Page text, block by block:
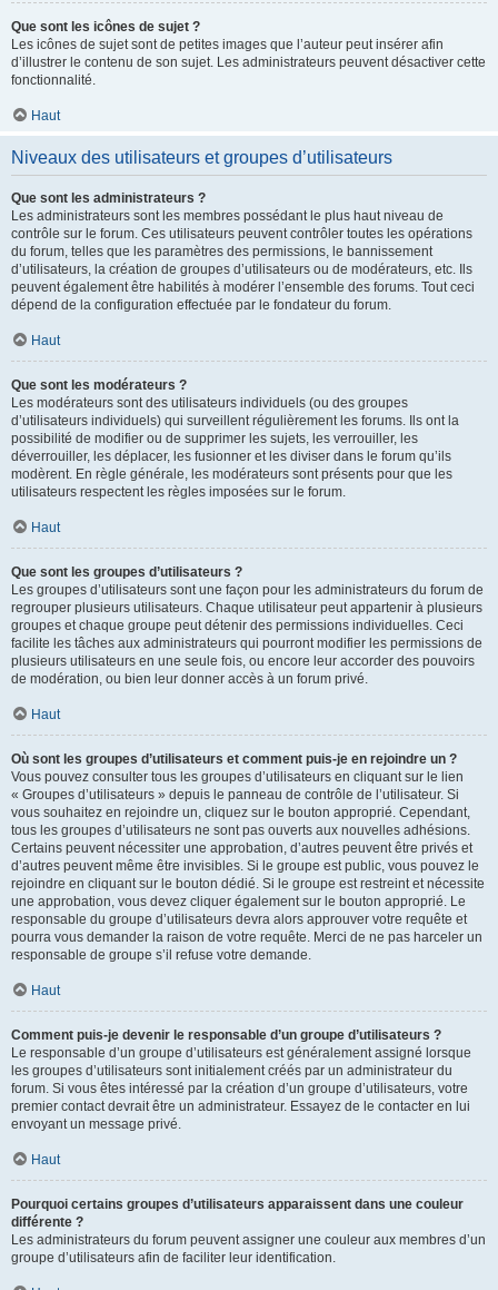
Que sont les icônes de sujet ?
Les icônes de sujet sont de petites images que l’auteur peut insérer afin
d’illustrer le contenu de son sujet. Les administrateurs peuvent désactiver cette
fonctionnalité.
Haut
Niveaux des utilisateurs et groupes d’utilisateurs
Que sont les administrateurs ?
Les administrateurs sont les membres possédant le plus haut niveau de
contrôle sur le forum. Ces utilisateurs peuvent contrôler toutes les opérations
du forum, telles que les paramètres des permissions, le bannissement
d’utilisateurs, la création de groupes d’utilisateurs ou de modérateurs, etc. Ils
peuvent également être habilités à modérer l’ensemble des forums. Tout ceci
dépend de la configuration effectuée par le fondateur du forum.
Haut
Que sont les modérateurs ?
Les modérateurs sont des utilisateurs individuels (ou des groupes
d’utilisateurs individuels) qui surveillent régulièrement les forums. Ils ont la
possibilité de modifier ou de supprimer les sujets, les verrouiller, les
déverrouiller, les déplacer, les fusionner et les diviser dans le forum qu’ils
modèrent. En règle générale, les modérateurs sont présents pour que les
utilisateurs respectent les règles imposées sur le forum.
Haut
Que sont les groupes d’utilisateurs ?
Les groupes d’utilisateurs sont une façon pour les administrateurs du forum de
regrouper plusieurs utilisateurs. Chaque utilisateur peut appartenir à plusieurs
groupes et chaque groupe peut détenir des permissions individuelles. Ceci
facilite les tâches aux administrateurs qui pourront modifier les permissions de
plusieurs utilisateurs en une seule fois, ou encore leur accorder des pouvoirs
de modération, ou bien leur donner accès à un forum privé.
Haut
Où sont les groupes d’utilisateurs et comment puis-je en rejoindre un ?
Vous pouvez consulter tous les groupes d’utilisateurs en cliquant sur le lien
« Groupes d’utilisateurs » depuis le panneau de contrôle de l’utilisateur. Si
vous souhaitez en rejoindre un, cliquez sur le bouton approprié. Cependant,
tous les groupes d’utilisateurs ne sont pas ouverts aux nouvelles adhésions.
Certains peuvent nécessiter une approbation, d’autres peuvent être privés et
d’autres peuvent même être invisibles. Si le groupe est public, vous pouvez le
rejoindre en cliquant sur le bouton dédié. Si le groupe est restreint et nécessite
une approbation, vous devez cliquer également sur le bouton approprié. Le
responsable du groupe d’utilisateurs devra alors approuver votre requête et
pourra vous demander la raison de votre requête. Merci de ne pas harceler un
responsable de groupe s’il refuse votre demande.
Haut
Comment puis-je devenir le responsable d’un groupe d’utilisateurs ?
Le responsable d’un groupe d’utilisateurs est généralement assigné lorsque
les groupes d’utilisateurs sont initialement créés par un administrateur du
forum. Si vous êtes intéressé par la création d’un groupe d’utilisateurs, votre
premier contact devrait être un administrateur. Essayez de le contacter en lui
envoyant un message privé.
Haut
Pourquoi certains groupes d’utilisateurs apparaissent dans une couleur
différente ?
Les administrateurs du forum peuvent assigner une couleur aux membres d’un
groupe d’utilisateurs afin de faciliter leur identification.